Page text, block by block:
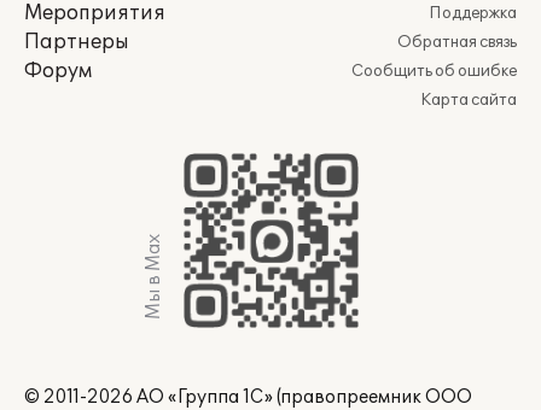
Мероприятия
Партнеры
Форум
Поддержка
Обратная связь
Сообщить об ошибке
Карта сайта
Мы в Max
© 2011-2026 АО «Группа 1С» (правопреемник ООО